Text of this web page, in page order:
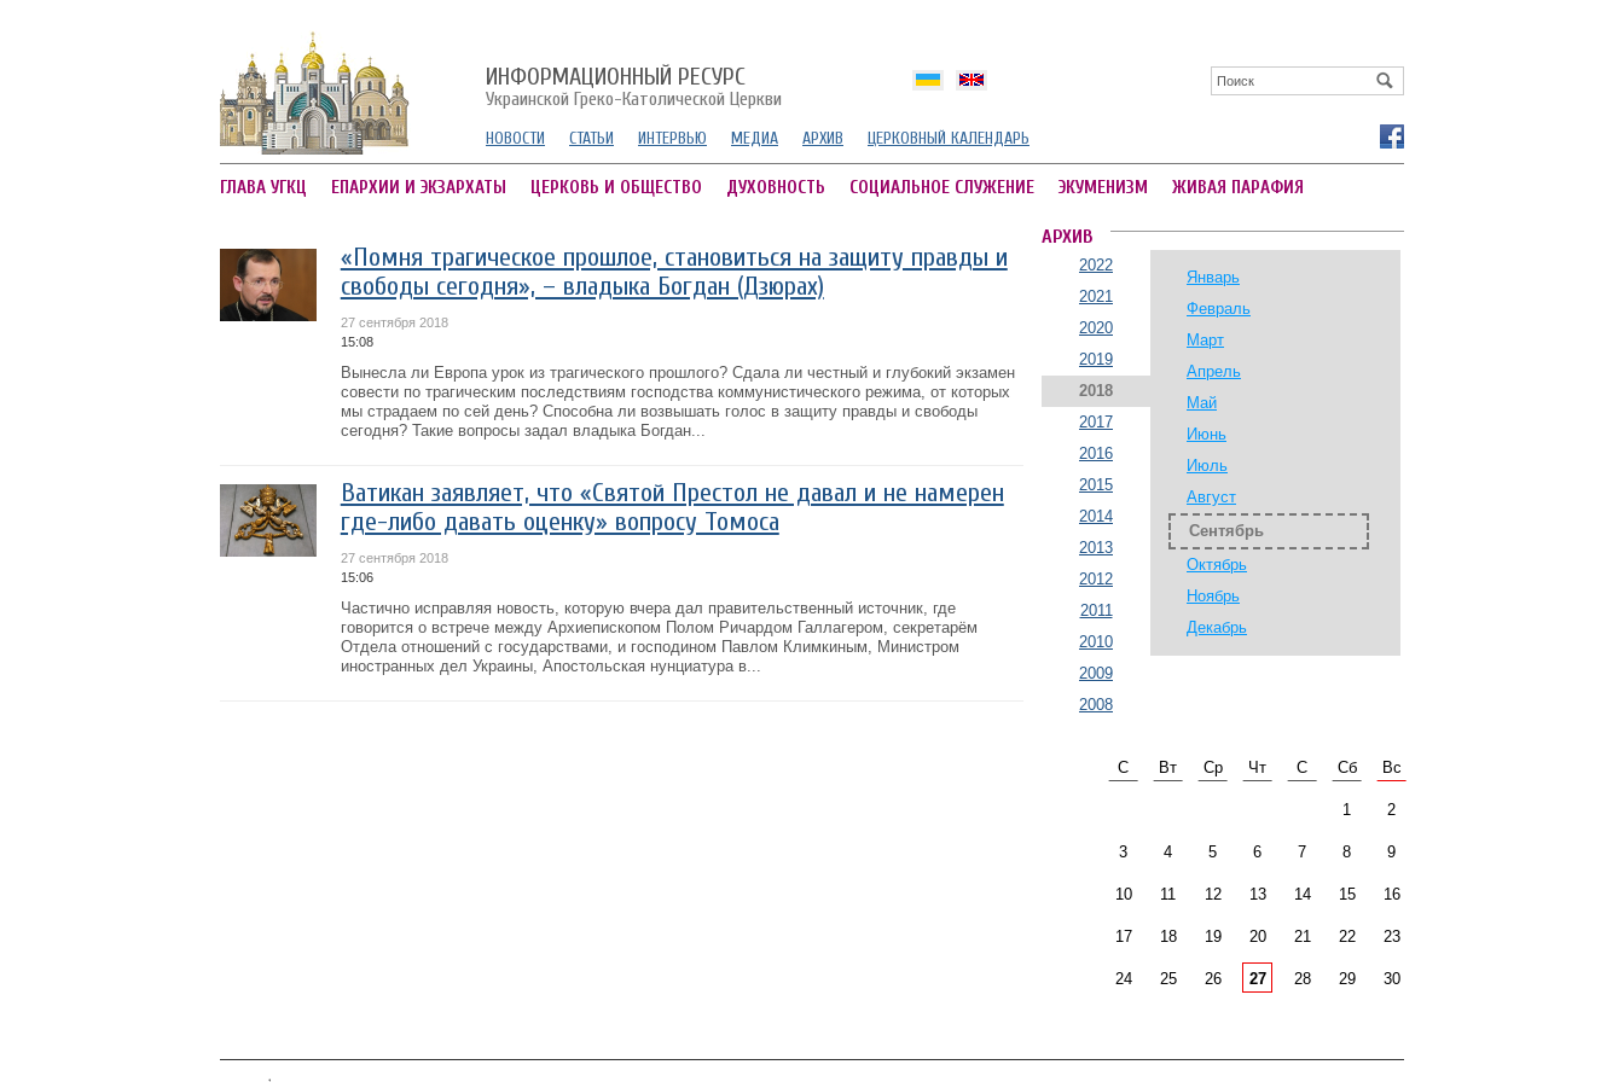
ИНФОРМАЦИОННЫЙ РЕСУРС
Украинской Греко-Католической Церкви
НОВОСТИ СТАТЬИ ИНТЕРВЬЮ МЕДИА АРХИВ ЦЕРКОВНЫЙ КАЛЕНДАРЬ
ГЛАВА УГКЦ ЕПАРХИИ И ЭКЗАРХАТЫ ЦЕРКОВЬ И ОБЩЕСТВО ДУХОВНОСТЬ СОЦИАЛЬНОЕ СЛУЖЕНИЕ ЭКУМЕНИЗМ ЖИВАЯ ПАРАФИЯ
«Помня трагическое прошлое, становиться на защиту правды и
свободы сегодня», – владыка Богдан (Дзюрах)
27 сентября 2018
15:08
Вынесла ли Европа урок из трагического прошлого? Сдала ли честный и глубокий экзамен
совести по трагическим последствиям господства коммунистического режима, от которых
мы страдаем по сей день? Способна ли возвышать голос в защиту правды и свободы
сегодня? Такие вопросы задал владыка Богдан...
Ватикан заявляет, что «Святой Престол не давал и не намерен
где-либо давать оценку» вопросу Томоса
27 сентября 2018
15:06
Частично исправляя новость, которую вчера дал правительственный источник, где
говорится о встрече между Архиепископом Полом Ричардом Галлагером, секретарём
Отдела отношений с государствами, и господином Павлом Климкиным, Министром
иностранных дел Украины, Апостольская нунциатура в...
АРХИВ
2022
2021
2020
2019
2018
2017
2016
2015
2014
2013
2012
2011
2010
2009
2008
Январь
Февраль
Март
Апрель
Май
Июнь
Июль
Август
Сентябрь
Октябрь
Ноябрь
Декабрь
С Вт Ср Чт С Сб Вс
1 2
3 4 5 6 7 8 9
10 11 12 13 14 15 16
17 18 19 20 21 22 23
24 25 26 27 28 29 30